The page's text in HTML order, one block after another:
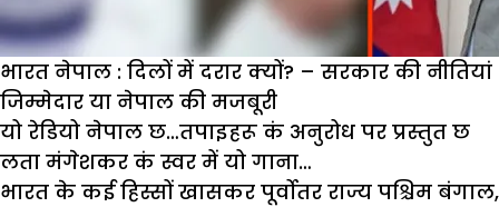
भारत नेपाल : दिलों में दरार क्यों? – सरकार की नीतियां
जिम्मेदार या नेपाल की मजबूरी
यो रेडियो नेपाल छ…तपाइहरू कं अनुरोध पर प्रस्तुत छ
लता मंगेशकर कं स्वर में यो गाना…
भारत के कई हिस्सों खासकर पूर्वोतर राज्य पश्चिम बंगाल,